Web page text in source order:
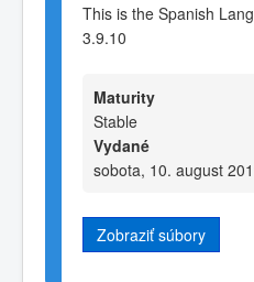
This is the Spanish
3.9.10
Maturity
Stable
Vydané
sobota, 10. august
Zobraziť súbory